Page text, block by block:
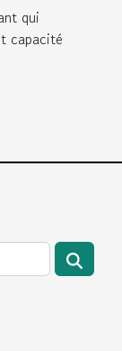
qui
capacité